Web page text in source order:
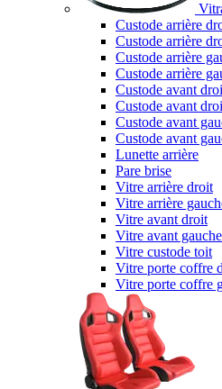
Custode arrière
Custode arrière
Custode arrière
Custode arrière
Custode avant
Custode avant
Custode avant
Custode avant
Lunette arrière
Pare brise
Vitre arrière droit
Vitre arrière
Vitre avant droit
Vitre avant gauche
Vitre custode toit
Vitre porte coffre
Vitre porte coffre